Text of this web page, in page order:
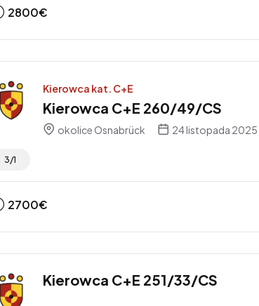
2800€
Kierowca kat. C+E
Kierowca C+E 260/49/CS
okolice Osnabrück 24 listopada 2025
3/1
2700€
Kierowca C+E 251/33/CS